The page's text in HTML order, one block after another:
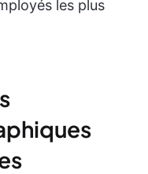
les plus